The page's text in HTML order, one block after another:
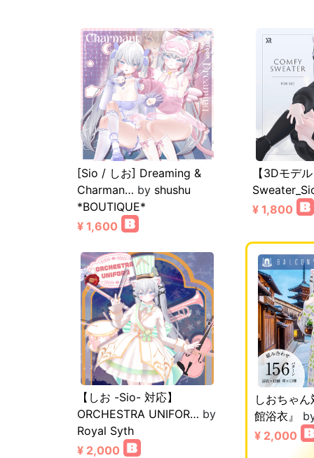
[Sio / しお] Dreaming &
Charman… by shushu
*BOUTIQUE*
¥ 1,600
【3Dモデ
¥ 1,800
【しお -Sio- 対応】
ORCHESTRA UNIFOR… by
Royal Syth
¥ 2,000
しおちゃ
館浴衣』
¥ 2,000